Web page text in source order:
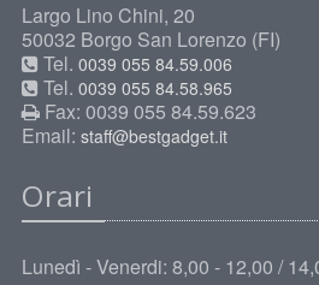
Largo Lino Chini, 20
50032 Borgo San Lorenzo (FI)
Tel. 0039 055 84.59.006
Tel. 0039 055 84.58.965
Fax: 0039 055 84.59.623
Email: staff@bestgadget.it
Orari
Lunedì - Venerdi: 8,00 - 12,00 /